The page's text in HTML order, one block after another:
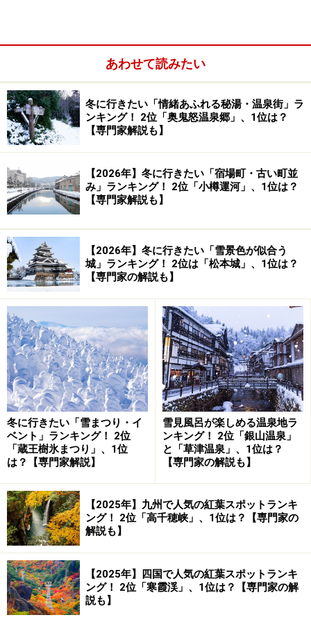
伊勢神宮・外宮の表参道。
火除橋を渡って鳥居をくぐり宮内へ入ります（2013年12月撮
影）
外宮（Yahoo! 地図情報
（とようけおおみかみ）を祀ります。
離です。表参道の火除橋を渡って濃い緑の中に包まれた
宮内へ入ります。
伊勢神宮・外宮の正宮（2013年12月撮影）
静寂の中を歩いていくと、神楽殿の前を通って正宮（し
ょうぐう）に到着。ここで豊受大御神が祀られている正
宮にお詣りします。ちなみに伊勢神宮の参拝のルール
は、二拝・二拍手・一拝
あわせて読みたい
冬に行きたい「情緒あふれる秘湯・温泉街」ラ
ンキング！ 2位「奥鬼怒温泉郷」、1位は？
【専門家解説も】
【2026年】冬に行きたい「宿場町・古い町並
み」ランキング！ 2位「小樽運河」、1位は？
【専門家解説も】
【2026年】冬に行きたい「雪景色が似合う
城」ランキング！ 2位は「松本城」、1位は？
【専門家の解説も】
冬に行きたい「雪まつり・イ
ベント」ランキング！ 2位
「蔵王樹氷まつり」、1位
は？【専門家解説】
雪見風呂が楽しめる温泉地ラ
ンキング！ 2位「銀山温泉」
と「草津温泉」、1位は？
【専門家の解説も】
【2025年】九州で人気の紅葉スポットランキ
ング！ 2位「高千穂峡」、1位は？【専門家の
解説も】
【2025年】四国で人気の紅葉スポットランキ
ング！ 2位「寒霞渓」、1位は？【専門家の解
説も】